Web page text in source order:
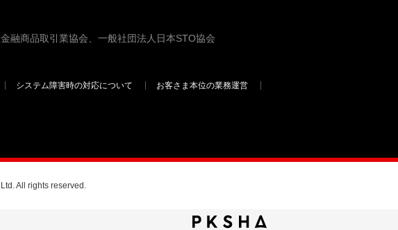
融商品取引業協会、一般社団法人日本STO協会
システム障害時の対応について
お客さま本位の業務運営
All rights reserved.